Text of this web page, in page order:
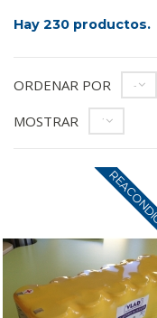
Hay 230 productos.
ORDENAR POR --
MOSTRAR 12